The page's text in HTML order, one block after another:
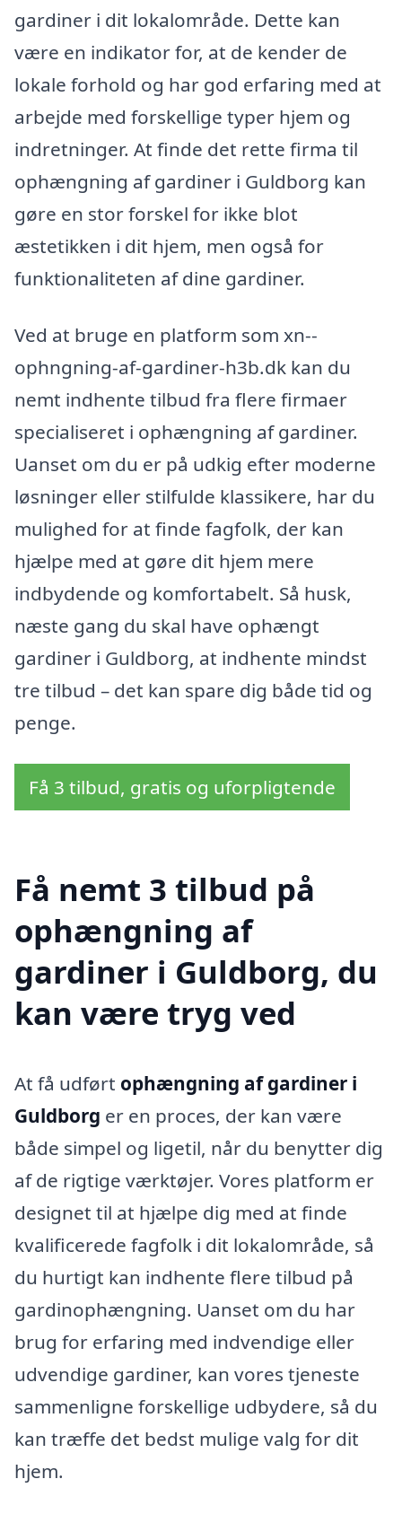
gardiner i dit lokalområde. Dette kan
være en indikator for, at de kender de
lokale forhold og har god erfaring med at
arbejde med forskellige typer hjem og
indretninger. At finde det rette firma til
ophængning af gardiner i Guldborg kan
gøre en stor forskel for ikke blot
æstetikken i dit hjem, men også for
funktionaliteten af dine gardiner.
Ved at bruge en platform som xn--
ophngning-af-gardiner-h3b.dk kan du
nemt indhente tilbud fra flere firmaer
specialiseret i ophængning af gardiner.
Uanset om du er på udkig efter moderne
løsninger eller stilfulde klassikere, har du
mulighed for at finde fagfolk, der kan
hjælpe med at gøre dit hjem mere
indbydende og komfortabelt. Så husk,
næste gang du skal have ophængt
gardiner i Guldborg, at indhente mindst
tre tilbud – det kan spare dig både tid og
penge.
Få 3 tilbud, gratis og uforpligtende
Få nemt 3 tilbud på
ophængning af
gardiner i Guldborg, du
kan være tryg ved
At få udført ophængning af gardiner i
Guldborg er en proces, der kan være
både simpel og ligetil, når du benytter dig
af de rigtige værktøjer. Vores platform er
designet til at hjælpe dig med at finde
kvalificerede fagfolk i dit lokalområde, så
du hurtigt kan indhente flere tilbud på
gardinophængning. Uanset om du har
brug for erfaring med indvendige eller
udvendige gardiner, kan vores tjeneste
sammenligne forskellige udbydere, så du
kan træffe det bedst mulige valg for dit
hjem.